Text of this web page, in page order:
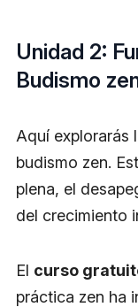
Unidad 2:
Budismo
Aquí explorarás
budismo zen.
plena, el
del crecimiento
El curso
práctica zen ha